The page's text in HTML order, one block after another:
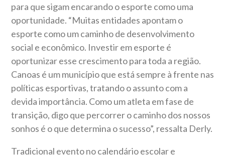
para que sigam encarando o esporte como uma
oportunidade. “Muitas entidades apontam o
esporte como um caminho de desenvolvimento
social e econômico. Investir em esporte é
oportunizar esse crescimento para toda a região.
Canoas é um município que está sempre à frente nas
políticas esportivas, tratando o assunto com a
devida importância. Como um atleta em fase de
transição, digo que percorrer o caminho dos nossos
sonhos é o que determina o sucesso”, ressalta Derly.
Tradicional evento no calendário escolar e